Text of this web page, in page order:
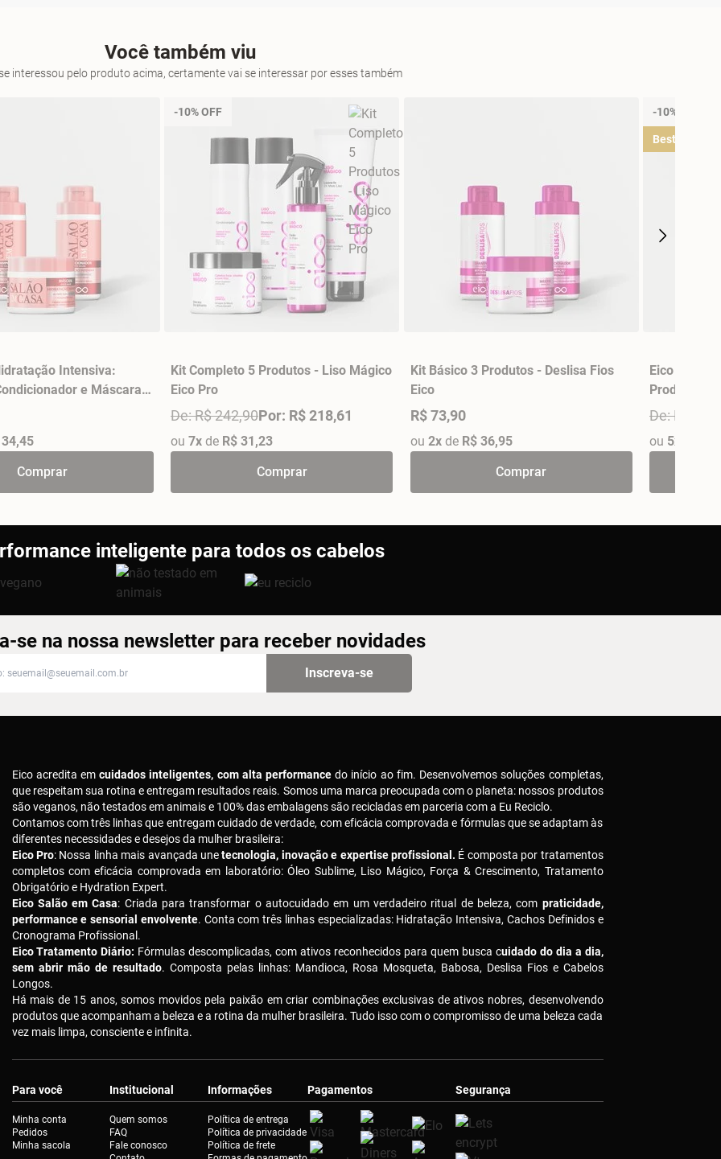
Você também viu
interessou pelo produto acima, certamente vai se interessar por esses também
Intensiva:
e Máscara
em Casa
34,45
Comprar
-10% OFF
Kit Completo 5 Produtos - Liso Mágico
Eico Pro
De: R$ 242,90Por: R$ 218,61
ou 7x de R$ 31,23
Comprar
Kit Básico 3 Produtos - Deslisa Fios
Eico
R$ 73,90
ou 2xde R$ 36,95
Comprar
-10% OFF
Best Sellers
Eico Pro Kit
Produtos -
De: R$
ou 5x
inteligente para todos os cabelos
se na nossa newsletter para receber novidades
Inscreva-se
Eico acredita emcuidados inteligentes, com alta performance do início ao fim. Desenvolvemos soluções completas,
que respeitam sua rotina e entregam resultados reais. Somos uma marca preocupada com o planeta: nossos produtos
são veganos, não testados em animais e 100% das embalagens são recicladas em parceria com a Eu Reciclo.
Contamos com três linhas que entregam cuidado de verdade, com eficácia comprovada e fórmulas que se adaptam às
diferentes necessidades e desejos da mulher brasileira:
Eico Pro: Nossa linha mais avançada unetecnologia, inovação e expertise profissional. É composta por tratamentos
completos com eficácia comprovada em laboratório: Óleo Sublime, Liso Mágico, Força & Crescimento, Tratamento
Obrigatório e Hydration Expert.
Eico Salão em Casa: Criada para transformar o autocuidado em um verdadeiro ritual de beleza, com praticidade,
performance e sensorial envolvente. Conta com três linhas especializadas: Hidratação Intensiva, Cachos Definidos e
Cronograma Profissional.
Eico Tratamento Diário: Fórmulas descomplicadas, com ativos reconhecidos para quem busca cuidado do dia a dia,
sem abrir mão de resultado. Composta pelas linhas: Mandioca, Rosa Mosqueta, Babosa, Deslisa Fios e Cabelos
Longos.
Há mais de 15 anos, somos movidos pela paixão em criar combinações exclusivas de ativos nobres, desenvolvendo
produtos que acompanham a beleza e a rotina da mulher brasileira. Tudo isso com o compromisso de uma beleza cada
vez mais limpa, consciente e infinita.
Para você
Minha conta
Pedidos
Minha sacola
Institucional
Quem somos
FAQ
Fale conosco
Informações
Política de entrega
Política de privacidade
Política de frete
Pagamentos Segurança